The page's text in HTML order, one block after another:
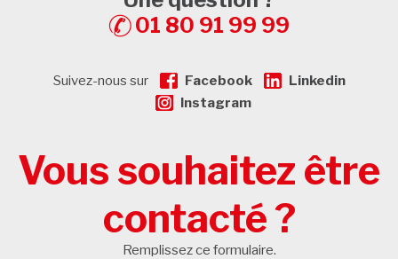
01 80 91 99 99
Suivez-nous sur Facebook
Linkedin
Instagram
Vous souhaitez être
contacté ?
Remplissez ce formulaire.